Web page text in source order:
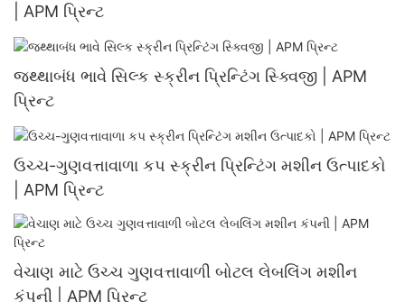
| APM પ્રિન્ટ
જથ્થાબંધ ભાવે સિલ્ક સ્ક્રીન પ્રિન્ટિંગ સ્ક્વિજી | APM
પ્રિન્ટ
ઉચ્ચ-ગુણવત્તાવાળા કપ સ્ક્રીન પ્રિન્ટિંગ મશીન ઉત્પાદકો
| APM પ્રિન્ટ
વેચાણ માટે ઉચ્ચ ગુણવત્તાવાળી બોટલ લેબલિંગ મશીન
કંપની | APM પ્રિન્ટ